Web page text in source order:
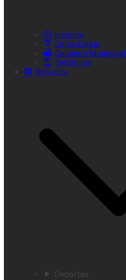
Historia
Cómo Llegar
Callejero Municipal
Teléfonos
Servicios
Deportes